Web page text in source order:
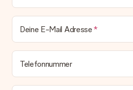
Deine E-Mail Adresse
Telefonnummer